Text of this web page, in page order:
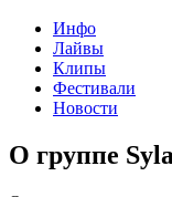
Инфо
Лайвы
Клипы
Фестивали
Новости
О группе